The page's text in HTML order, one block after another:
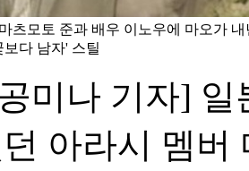
츠모토 준과 배우 이노우에 마오가
다 남자' 스틸
미나 기자]
아라시 멤버